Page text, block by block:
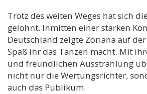
Trotz des weiten Weges hat sich
gelohnt. Inmitten einer starken
Deutschland zeigte Zoriana auf
Spaß ihr das Tanzen macht. Mit
und freundlichen Ausstrahlung
nicht nur die Wertungsrichter,
auch das Publikum.